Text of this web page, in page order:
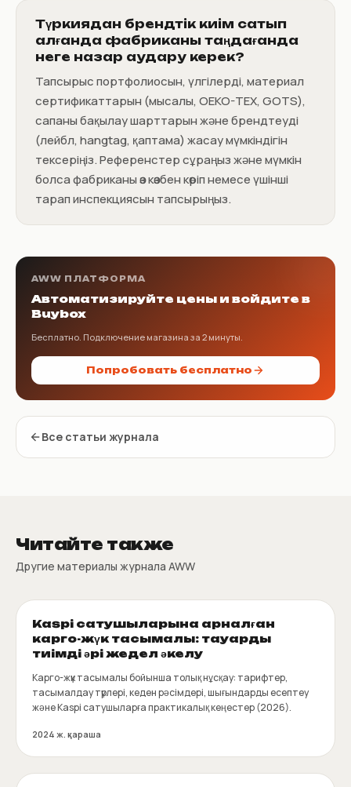
Түркиядан брендтік киім сатып
алғанда фабриканы таңдағанда
неге назар аудару керек?
Тапсырыс портфолиосын, үлгілерді, материал
сертификаттарын (мысалы, OEKO-TEX, GOTS),
сапаны бақылау шарттарын және брендтеуді
(лейбл, hangtag, қаптама) жасау мүмкіндігін
тексеріңіз. Референстер сұраңыз және мүмкін
болса фабриканы өз көзбен көріп немесе үшінші
тарап инспекциясын тапсырыңыз.
AWW ПЛАТФОРМА
Автоматизируйте цены и войдите в
Buybox
Бесплатно. Подключение магазина за 2 минуты.
Попробовать бесплатно
Все статьи журнала
Читайте также
Другие материалы журнала AWW
Kaspi сатушыларына арналған
карго-жүк тасымалы: тауарды
тиімді әрі жедел әкелу
Карго-жүк тасымалы бойынша толық нұсқау: тарифтер,
тасымалдау түрлері, кеден рәсімдері, шығындарды есептеу
және Kaspi сатушыларға практикалық кеңестер (2026).
2024 ж. қараша